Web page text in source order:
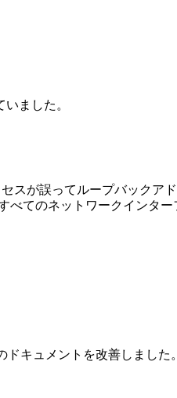
ました。
スが誤ってループバックア
べてのネットワークインタ
ドキュメントを改善しました